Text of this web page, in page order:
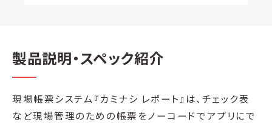
製品説明・スペック紹介
現場帳票システム『カミナシ レポート』は、チェック表
など現場管理のための帳票をノーコードでアプリにで